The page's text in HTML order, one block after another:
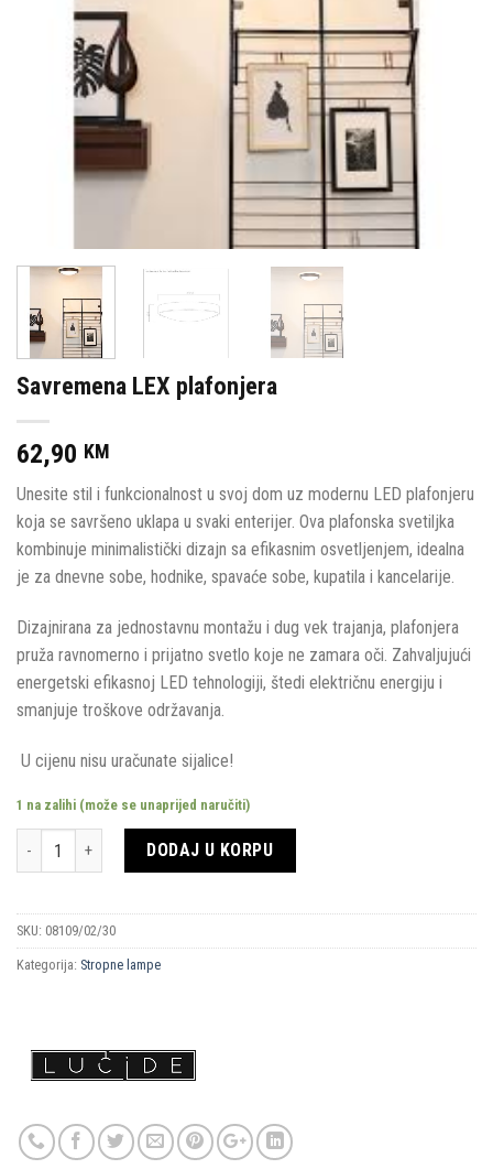
Savremena LEX plafonjera
62,90 KM
Unesite stil i funkcionalnost u svoj dom uz modernu LED plafonjeru
koja se savršeno uklapa u svaki enterijer. Ova plafonska svetiljka
kombinuje minimalistički dizajn sa efikasnim osvetljenjem, idealna
je za dnevne sobe, hodnike, spavaće sobe, kupatila i kancelarije.
Dizajnirana za jednostavnu montažu i dug vek trajanja, plafonjera
pruža ravnomerno i prijatno svetlo koje ne zamara oči. Zahvaljujući
energetski efikasnoj LED tehnologiji, štedi električnu energiju i
smanjuje troškove održavanja.
U cijenu nisu uračunate sijalice!
1 na zalihi (može se unaprijed naručiti)
Količina DODAJ U KORPU
SKU: 08109/02/30
Kategorija: Stropne lampe